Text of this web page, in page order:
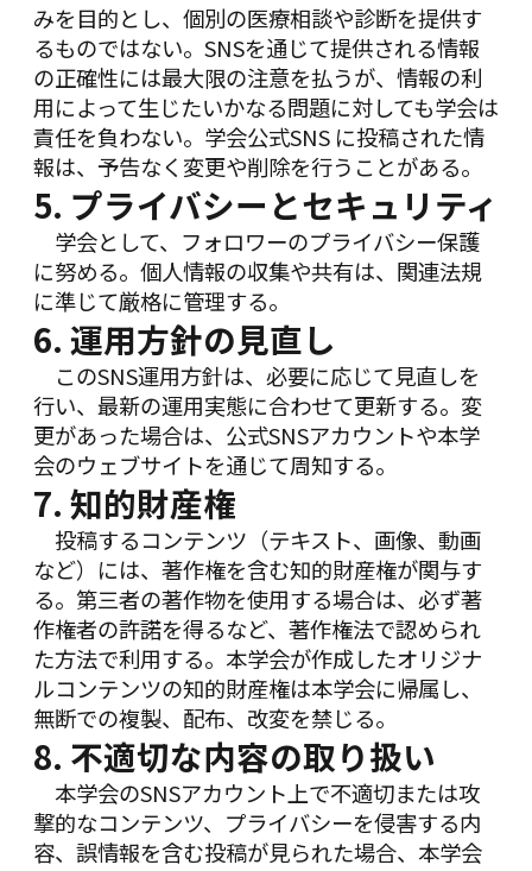
みを目的とし、個別の医療相談や診断を提供す
るものではない。SNSを通じて提供される情報
の正確性には最大限の注意を払うが、情報の利
用によって生じたいかなる問題に対しても学会は
責任を負わない。学会公式SNS に投稿された情
報は、予告なく変更や削除を行うことがある。
5. プライバシーとセキュリティ
学会として、フォロワーのプライバシー保護
に努める。個人情報の収集や共有は、関連法規
に準じて厳格に管理する。
6. 運用方針の見直し
このSNS運用方針は、必要に応じて見直しを
行い、最新の運用実態に合わせて更新する。変
更があった場合は、公式SNSアカウントや本学
会のウェブサイトを通じて周知する。
7. 知的財産権
投稿するコンテンツ（テキスト、画像、動画
など）には、著作権を含む知的財産権が関与す
る。第三者の著作物を使用する場合は、必ず著
作権者の許諾を得るなど、著作権法で認められ
た方法で利用する。本学会が作成したオリジナ
ルコンテンツの知的財産権は本学会に帰属し、
無断での複製、配布、改変を禁じる。
8. 不適切な内容の取り扱い
本学会のSNSアカウント上で不適切または攻
撃的なコンテンツ、プライバシーを侵害する内
容、誤情報を含む投稿が見られた場合、本学会